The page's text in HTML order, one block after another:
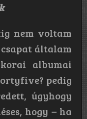
nem voltam
általam
albumai
pedig
úgyhogy
hogy – ha